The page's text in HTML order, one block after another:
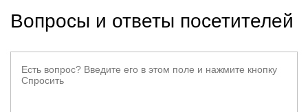
Вопросы и ответы посетителей